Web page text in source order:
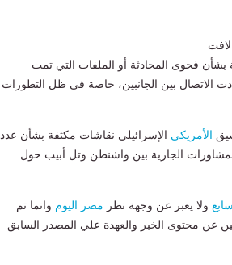
فحوى المحادثة أو الملفات التي تمت
الاتصال بين الجانبين، خاصة فى ظل التطورات
الأمريكي الإسرائيلي نقاشات مكثفة بشأن عدد
الجارية بين واشنطن وتل أبيب حول
ولا يعبر عن وجهة نظر مصر اليوم وانما تم
عن محتوى الخبر والعهدة علي المصدر السابق